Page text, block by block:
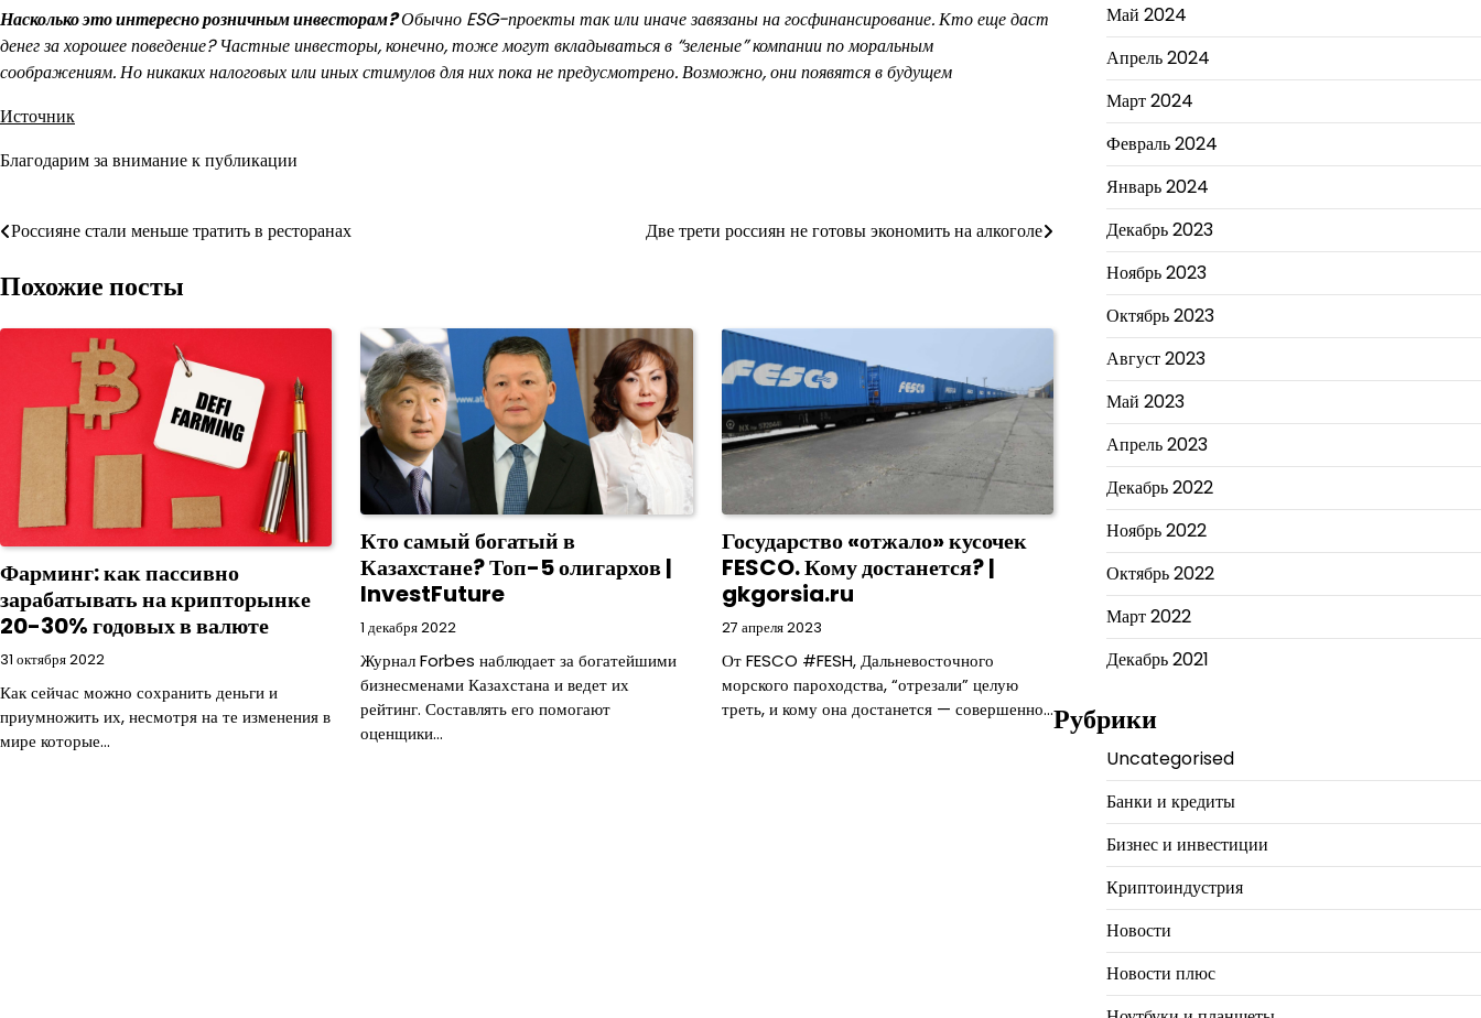
Насколько это интересно розничным инвесторам?Обычно ESG-проекты так или иначе завязаны на госфинансирование. Кто еще даст
денег за хорошее поведение? Частные инвесторы, конечно, тоже могут вкладываться в “зеленые” компании по моральным
соображениям. Но никаких налоговых или иных стимулов для них пока не предусмотрено. Возможно, они появятся в будущем
Источник
Благодарим за внимание к публикации
Навигация
по
Россияне стали меньше тратить в ресторанах Две трети россиян не готовы экономить на алкоголе
Похожие посты
Фарминг: как пассивно
зарабатывать на крипторынке
20-30% годовых в валюте
31 октября 2022
Как сейчас можно сохранить деньги и
приумножить их, несмотря на те изменения в
мире которые…
Кто самый богатый в
Казахстане? Топ-5 олигархов |
InvestFuture
1 декабря 2022
Журнал Forbes наблюдает за богатейшими
бизнесменами Казахстана и ведет их
рейтинг. Составлять его помогают
оценщики…
Государство «отжало» кусочек
FESCO. Кому достанется? |
gkgorsia.ru
27 апреля 2023
От FESCO #FESH, Дальневосточного
морского пароходства, “отрезали” целую
треть, и кому она достанется — совершенно…
Май 2024
Апрель 2024
Март 2024
Февраль 2024
Январь 2024
Декабрь 2023
Ноябрь 2023
Октябрь 2023
Август 2023
Май 2023
Апрель 2023
Декабрь 2022
Ноябрь 2022
Октябрь 2022
Март 2022
Декабрь 2021
Рубрики
Uncategorised
Банки и кредиты
Бизнес и инвестиции
Криптоиндустрия
Новости
Новости плюс